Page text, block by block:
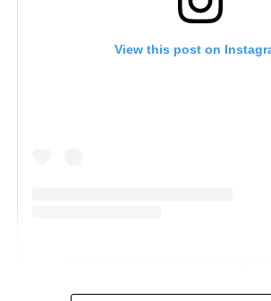
View this post on